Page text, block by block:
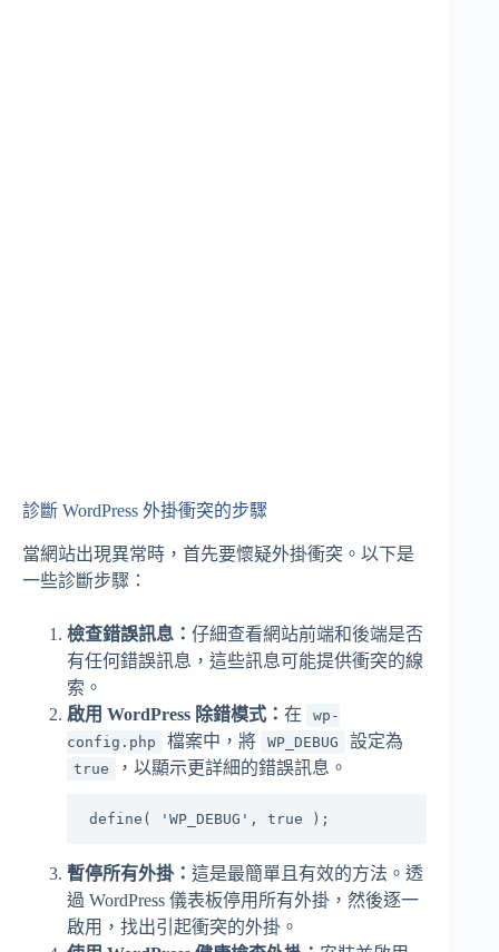
診斷 WordPress 外掛衝突的步驟
當網站出現異常時，首先要懷疑外掛衝突。以下是
一些診斷步驟：
檢查錯誤訊息： 仔細查看網站前端和後端是否
有任何錯誤訊息，這些訊息可能提供衝突的線
索。
啟用 WordPress 除錯模式： 在
wp-
config.php
檔案中，將 WP_DEBUG 設定為
true ，以顯示更詳細的錯誤訊息。
define( 'WP_DEBUG', true );
暫停所有外掛： 這是最簡單且有效的方法。透
過 WordPress 儀表板停用所有外掛，然後逐一
啟用，找出引起衝突的外掛。